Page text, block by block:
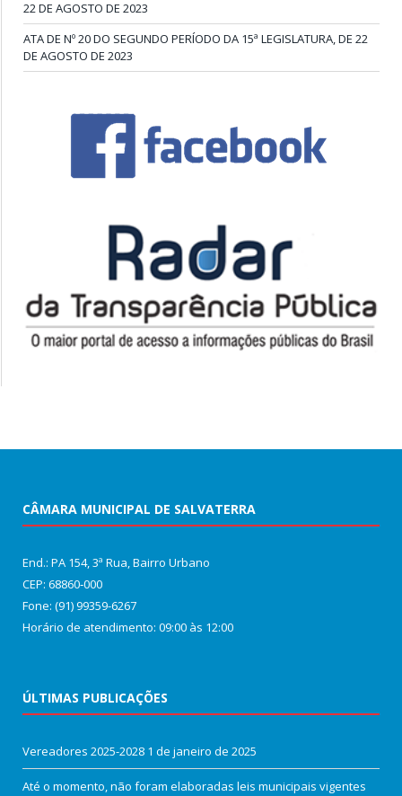
22 DE AGOSTO DE 2023
ATA DE Nº 20 DO SEGUNDO PERÍODO DA 15ª LEGISLATURA, DE 22
DE AGOSTO DE 2023
CÂMARA MUNICIPAL DE SALVATERRA
End.: PA 154, 3ª Rua, Bairro Urbano
CEP: 68860‑000
Fone: (91) 99359-6267
Horário de atendimento: 09:00 às 12:00
ÚLTIMAS PUBLICAÇÕES
Vereadores 2025-2028 1 de janeiro de 2025
Até o momento, não foram elaboradas leis municipais vigentes